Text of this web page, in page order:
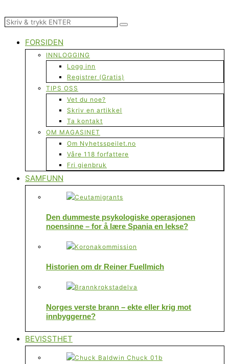
FORSIDEN
INNLOGGING
Logg inn
Registrer (Gratis)
TIPS OSS
Vet du noe?
Skriv en artikkel
Ta kontakt
OM MAGASINET
Om Nyhetsspeilet.no
Våre 118 forfattere
Fri gjenbruk
SAMFUNN
Den dummeste psykologiske operasjonen
noensinne – for å lære Spania en lekse?
Historien om dr Reiner Fuellmich
Norges verste brann – ekte eller krig mot
innbyggerne?
BEVISSTHET